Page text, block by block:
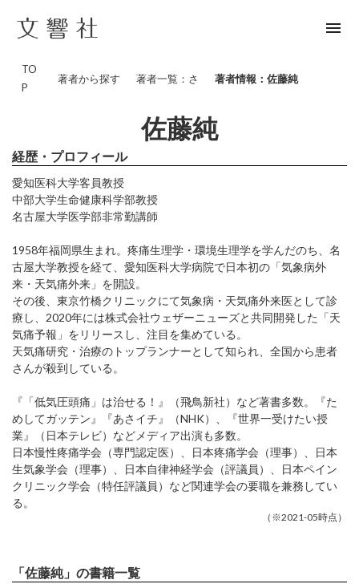
menu
TO
P
著者から探す 著者一覧：さ 著者情報：佐藤純
佐藤純
経歴・プロフィール
愛知医科大学客員教授
中部大学生命健康科学部教授
名古屋大学医学部非常勤講師
1958年福岡県生まれ。疼痛生理学・環境生理学を学んだのち、名
古屋大学教授を経て、愛知医科大学病院で日本初の「気象病外
来・天気痛外来」を開設。
その後、東京竹橋クリニックにて気象病・天気痛外来医として診
療し、2020年には株式会社ウェザーニューズと共同開発した「天
気痛予報」をリリースし、注目を集めている。
天気痛研究・治療のトップランナーとして知られ、全国から患者
さんが殺到している。
『「低気圧頭痛」は治せる！』（飛鳥新社）など著書多数。『た
めしてガッテン』『あさイチ』（NHK）、『世界一受けたい授
業』（日本テレビ）などメディア出演も多数。
日本慢性疼痛学会（専門認定医）、日本疼痛学会（理事）、日本
生気象学会（理事）、日本自律神経学会（評議員）、日本ペイン
クリニック学会（特任評議員）など関連学会の要職を兼務してい
る。
（※2021-05時点）
「佐藤純」の書籍一覧